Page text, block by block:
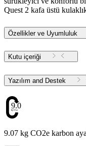
Quest 2 kafa üstü
Özellikler ve Uyumluluk
Kutu içeriği
Yazılım and Destek
9.07
9.07 kg CO2e karbon